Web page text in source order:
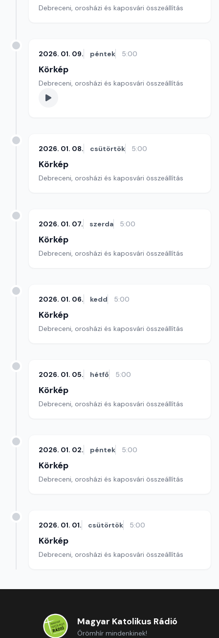
Debreceni, orosházi és kaposvári összeállítás
2026. 01. 09. péntek 5:00
Körkép
Debreceni, orosházi és kaposvári összeállítás
2026. 01. 08. csütörtök 5:00
Körkép
Debreceni, orosházi és kaposvári összeállítás
2026. 01. 07. szerda 5:00
Körkép
Debreceni, orosházi és kaposvári összeállítás
2026. 01. 06. kedd 5:00
Körkép
Debreceni, orosházi és kaposvári összeállítás
2026. 01. 05. hétfő 5:00
Körkép
Debreceni, orosházi és kaposvári összeállítás
2026. 01. 02. péntek 5:00
Körkép
Debreceni, orosházi és kaposvári összeállítás
2026. 01. 01. csütörtök 5:00
Körkép
Debreceni, orosházi és kaposvári összeállítás
Magyar Katolikus Rádió
Örömhír mindenkinek!